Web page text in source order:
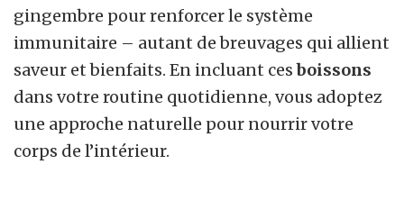
gingembre pour renforcer le système
immunitaire – autant de breuvages qui allient
saveur et bienfaits. En incluant cesboissons
dans votre routine quotidienne, vous adoptez
une approche naturelle pour nourrir votre
corps de l’intérieur.